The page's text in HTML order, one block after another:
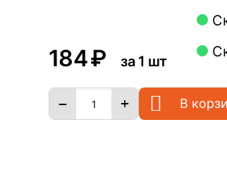
‍184‍₽ за 1 шт
+
− В